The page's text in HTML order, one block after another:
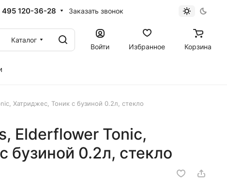
495 120-36-28 Заказать звонок
Каталог
Войти
Избранное Корзина
Хатриджес, Тоник с бузиной 0.2л, стекло
Elderflower Tonic,
бузиной 0.2л, стекло